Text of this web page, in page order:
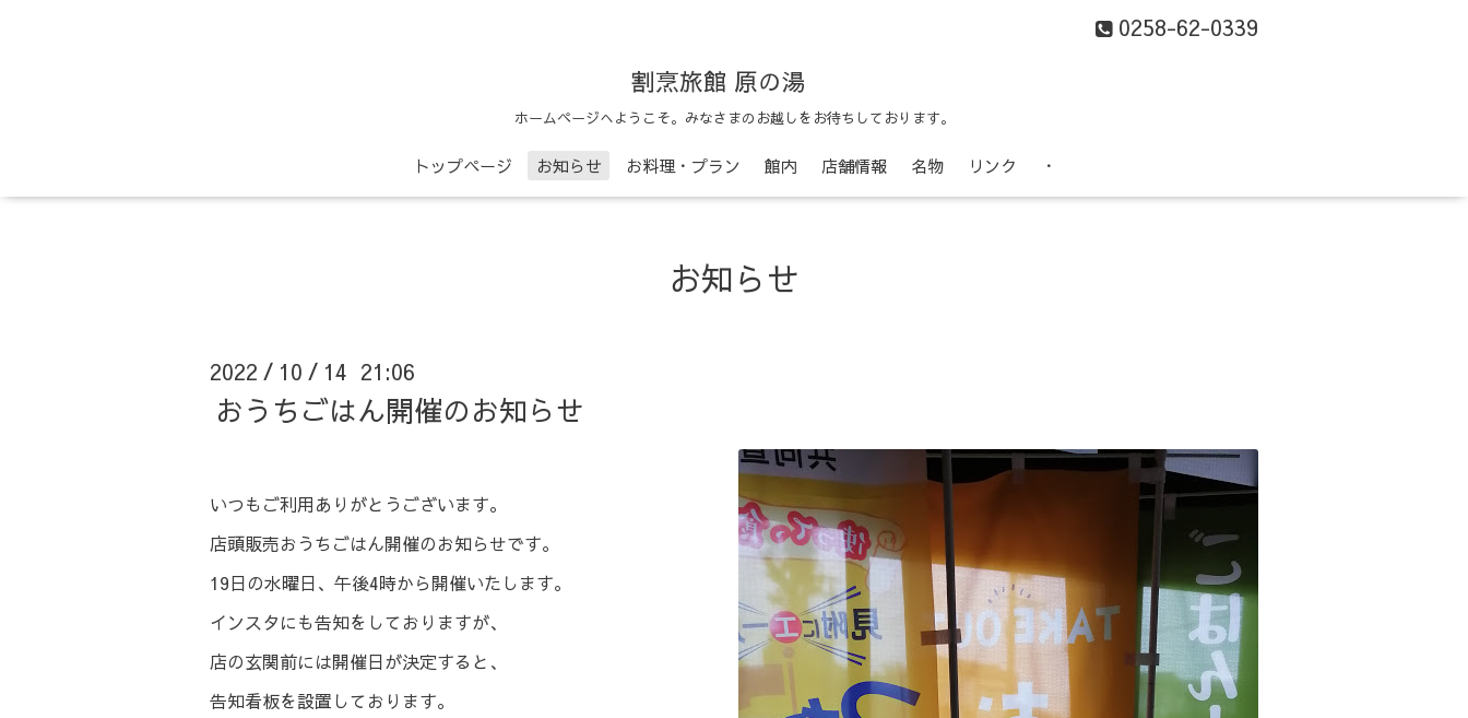
0258-62-0339
割烹旅館 原の湯
ホームページへようこそ。みなさまのお越しをお待ちしております。
トップページ お知らせ お料理・プラン 館内 店舗情報 名物 リンク ・
お知らせ
2022 / 10 / 14 21:06
おうちごはん開催のお知らせ
いつもご利用ありがとうございます。
店頭販売おうちごはん開催のお知らせです。
19日の水曜日、午後4時から開催いたします。
インスタにも告知をしておりますが、
店の玄関前には開催日が決定すると、
告知看板を設置しております。